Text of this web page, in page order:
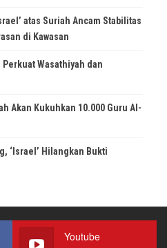
atas Suriah Ancam Stabilitas
di Kawasan
Wasathiyah dan
Akan Kukuhkan 10.000 Guru Al-
‘Israel’ Hilangkan Bukti
Youtube